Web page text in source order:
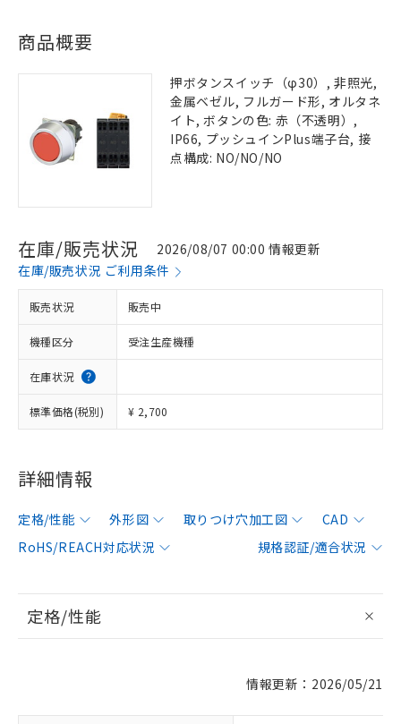
商品概要
押ボタンスイッチ（φ30）, 非照光,
金属ベゼル, フルガード形, オルタネ
イト, ボタンの色: 赤（不透明）,
IP66, プッシュインPlus端子台, 接
点構成: NO/NO/NO
在庫/販売状況
2026/08/07 00:00 情報更新
在庫/販売状況 ご利用条件
販売状況 販売中
機種区分 受注生産機種
在庫状況
標準価格(税別) ¥ 2,700
詳細情報
定格/性能 外形図 取りつけ穴加工図
CAD
RoHS/REACH対応状況
規格認証/適合状況
定格/性能
情報更新：2026/05/21